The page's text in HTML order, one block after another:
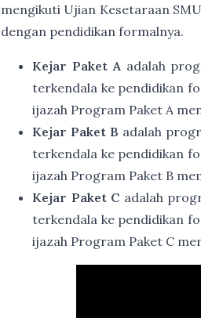
mengikuti Ujian Kesetaraan
dengan pendidikan formalnya.
Kejar Paket A adalah
terkendala ke pendidikan
ijazah Program Paket A
Kejar Paket B adalah
terkendala ke pendidikan
ijazah Program Paket B
Kejar Paket C adalah
terkendala ke pendidikan
ijazah Program Paket C